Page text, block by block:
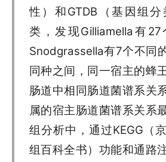
性）和GTDB（基因组
类，发现Gilliamella有
Snodgrassella有7个不同
同种之间，同一宿主的蜂
肠道中相同肠道菌谱系关
属的宿主肠道菌谱系关系
组分析中，通过KEGG（
组百科全书）功能和通路